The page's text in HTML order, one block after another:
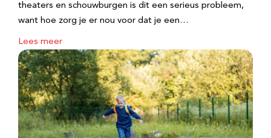
theaters en schouwburgen is dit een serieus probleem,
want hoe zorg je er nou voor dat je een…
Lees meer